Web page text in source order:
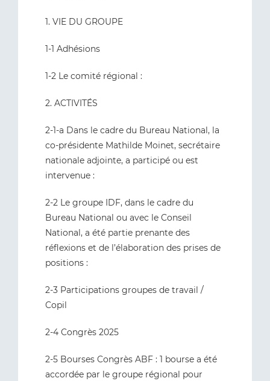
1. VIE DU GROUPE
1-1 Adhésions
1-2 Le comité régional :
2. ACTIVITÉS
2-1-a Dans le cadre du Bureau National, la
co-présidente Mathilde Moinet, secrétaire
nationale adjointe, a participé ou est
intervenue :
2-2 Le groupe IDF, dans le cadre du
Bureau National ou avec le Conseil
National, a été partie prenante des
réflexions et de l’élaboration des prises de
positions :
2-3 Participations groupes de travail /
Copil
2-4 Congrès 2025
2-5 Bourses Congrès ABF : 1 bourse a été
accordée par le groupe régional pour